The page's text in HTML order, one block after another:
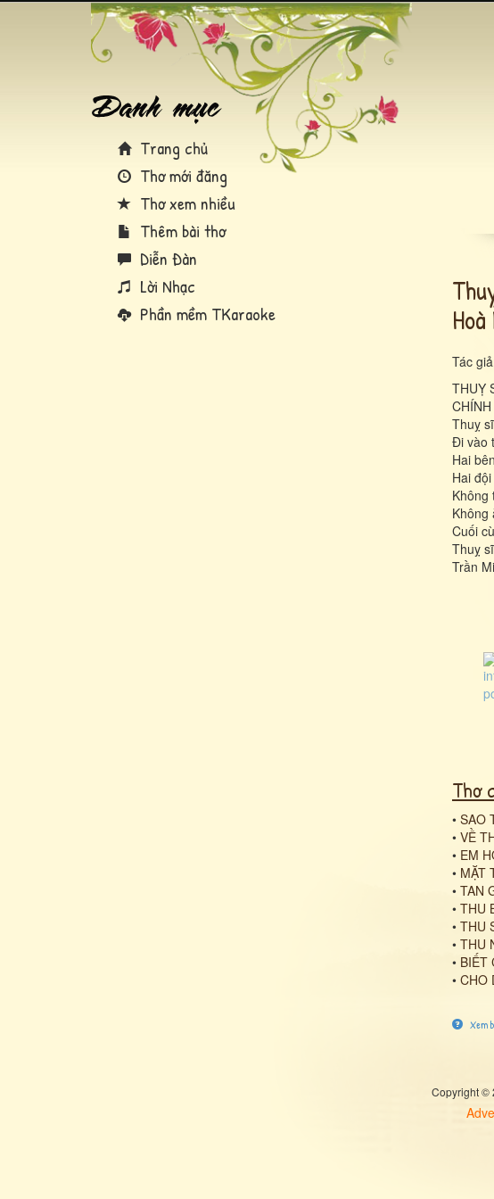
Trang chủ
Thơ mới đăng
Thơ xem nhiều
Thêm bài thơ
Diễn Đàn
Lời Nhạc
Phần mềm TKaraoke
Tác
THUỴ
Thuỵ
Đi vào
Hai
Hai
Không
Không
Cuối
Thuỵ
Trần
Thơ
• SAO
• VỀ
• EM
• MẶT
• TAN
• THU
• THU
• THU
• BIẾT
• CHO
Xem
Copyright ©